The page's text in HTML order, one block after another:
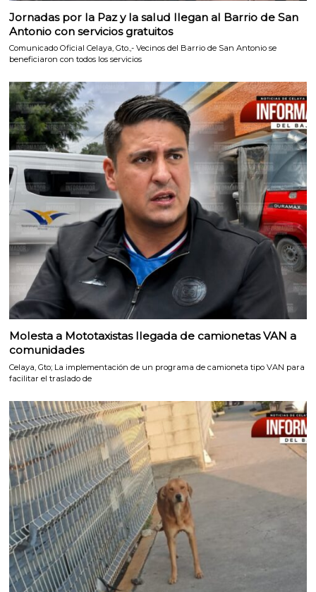
Jornadas por la Paz y la salud llegan al Barrio de San
Antonio con servicios gratuitos
Comunicado Oficial Celaya, Gto.,- Vecinos del Barrio de San Antonio se
beneficiaron con todos los servicios
Molesta a Mototaxistas llegada de camionetas VAN a
comunidades
Celaya, Gto; La implementación de un programa de camioneta tipo VAN para
facilitar el traslado de